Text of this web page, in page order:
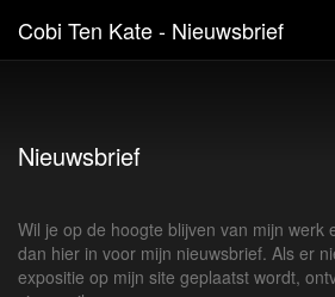
Cobi Ten Kate - Nieuwsbrief
Nieuwsbrief
Wil je op de hoogte blijven van mijn werk
dan hier in voor mijn nieuwsbrief. Als er
expositie op mijn site geplaatst wordt,